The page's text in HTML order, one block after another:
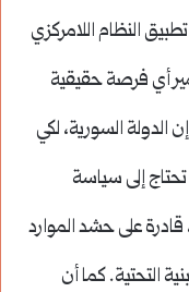
النظام اللامركزي
أي فرصة حقيقية
الدولة السورية، لكي
إلى سياسة
على حشد الموارد
التحتية. كما أن